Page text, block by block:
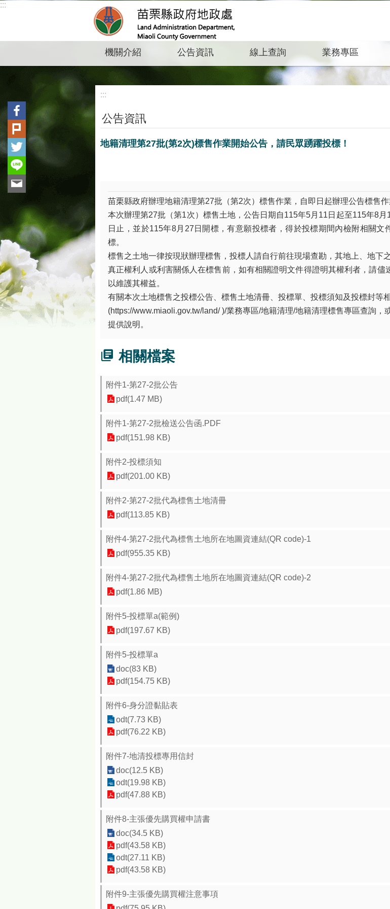
跳到主要內容區塊
:::
機關介紹 公告資訊 線上查詢 業務專區
:::
公告資訊
地籍清理第27批(第2次)標售作業開始公告，請民眾踴躍投標！
苗栗縣政府辦理地籍清理第27批（第2次）標售作業，自即日起辦理公告標售
本次辦理第27批（第1次）標售土地，公告日期自115年5月11日起至115年8
日止，並於115年8月27日開標，有意願投標者，得於投標期間內檢附相關
標。
標售之土地一律按現狀辦理標售，投標人請自行前往現場查勘，其地上、地下
真正權利人或利害關係人在標售前，如有相關證明文件得證明其權利者，請
以維護其權益。
有關本次土地標售之投標公告、標售土地清冊、投標單、投標須知及投標封等
(https://www.miaoli.gov.tw/land/ )/業務專區/地籍清理/地籍清理標售專區查詢
提供說明。
相關檔案
附件1-第27-2批公告
pdf(1.47 MB)
附件1-第27-2批檢送公告函.PDF
pdf(151.98 KB)
附件2-投標須知
pdf(201.00 KB)
附件2-第27-2批代為標售土地清冊
pdf(113.85 KB)
附件4-第27-2批代為標售土地所在地圖資連結(QR code)-1
pdf(955.35 KB)
附件4-第27-2批代為標售土地所在地圖資連結(QR code)-2
pdf(1.86 MB)
附件5-投標單a(範例)
pdf(197.67 KB)
附件5-投標單a
doc(83 KB)
pdf(154.75 KB)
附件6-身分證黏貼表
odt(7.73 KB)
pdf(76.22 KB)
附件7-地清投標專用信封
doc(12.5 KB)
odt(19.98 KB)
pdf(47.88 KB)
附件8-主張優先購買權申請書
doc(34.5 KB)
pdf(43.58 KB)
odt(27.11 KB)
pdf(43.58 KB)
附件9-主張優先購買權注意事項